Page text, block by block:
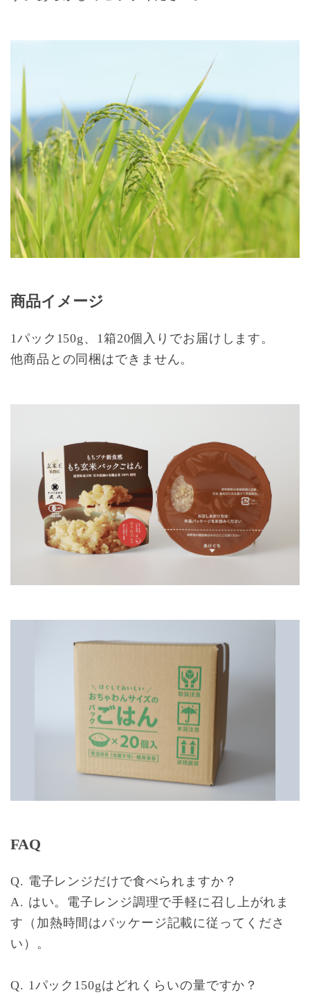
商品イメージ
1パック150g、1箱20個入りでお届けします。
他商品との同梱はできません。
FAQ
Q. 電子レンジだけで食べられますか？
A. はい。電子レンジ調理で手軽に召し上がれま
す（加熱時間はパッケージ記載に従ってくださ
い）。
Q. 1パック150gはどれくらいの量ですか？